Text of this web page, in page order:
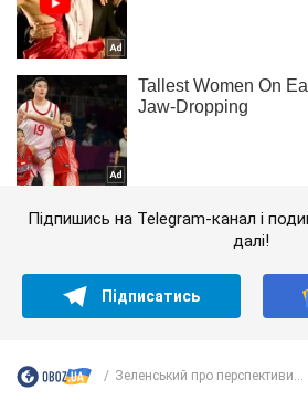
Підпишись на Telegram-канал і
далі!
Підписатись
Зеленський про перспективи...